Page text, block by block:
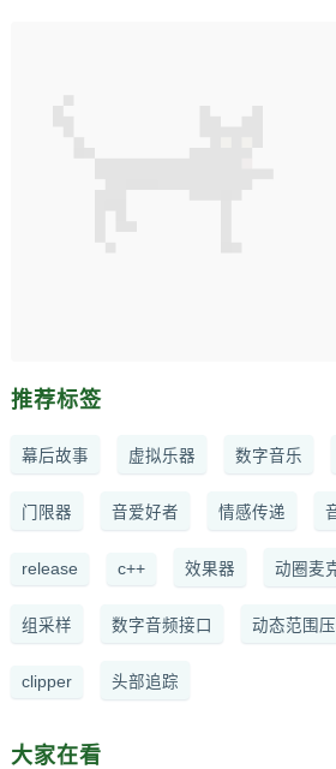
推荐标签
幕后故事 虚拟乐器 数字音乐
门限器 音爱好者 情感传递
release c++ 效果器 动圈麦
组采样 数字音频接口 动态范围
clipper 头部追踪
大家在看